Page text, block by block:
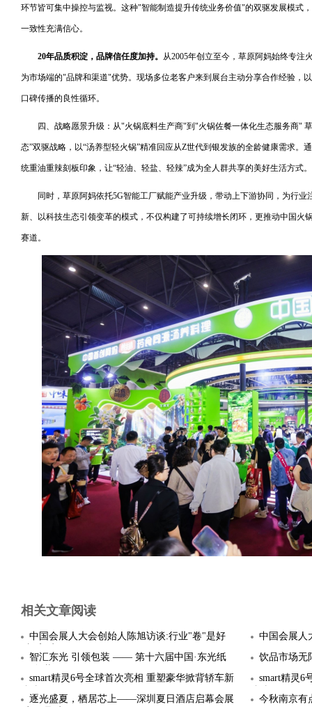
环节皆可集中操控与监视。这种"智能制造提升传统业务价值"的双驱发展模式
一致性充满信心。
20年品质积淀，品牌信任度加持。 从2005年创立至今，草原阿妈始终专注
为市场端的"品牌和渠道"优势。现场多位老客户来到展台主动分享合作经验，
口碑传播的良性循环。
四、战略愿景升级：从"火锅底料生产商"到"火锅佐餐一体化生态服务商"
态”双驱战略，以“汤养型轻火锅”精准回应从Z世代到银发族的全龄健康需求。
统重油重辣刻板印象，让“轻油、轻盐、轻辣”成为全人群共享的美好生活方式。
同时，草原阿妈依托5G智能工厂赋能产业升级，带动上下游协同，为行业
新、以科技生态引领变革的模式，不仅构建了可持续增长闭环，更推动中国火
赛道。
相关文章阅读
中国会展人大会创始人陈旭访谈:行业"卷"是好
中国会展人
智汇东光 引领包装 —— 第十六届中国·东光纸
饮品市场无
smart精灵6号全球首次亮相 重塑豪华掀背轿车新
smart精灵6
逐光盛夏，栖居芯上——深圳夏日酒店启幕会展
今秋南京有